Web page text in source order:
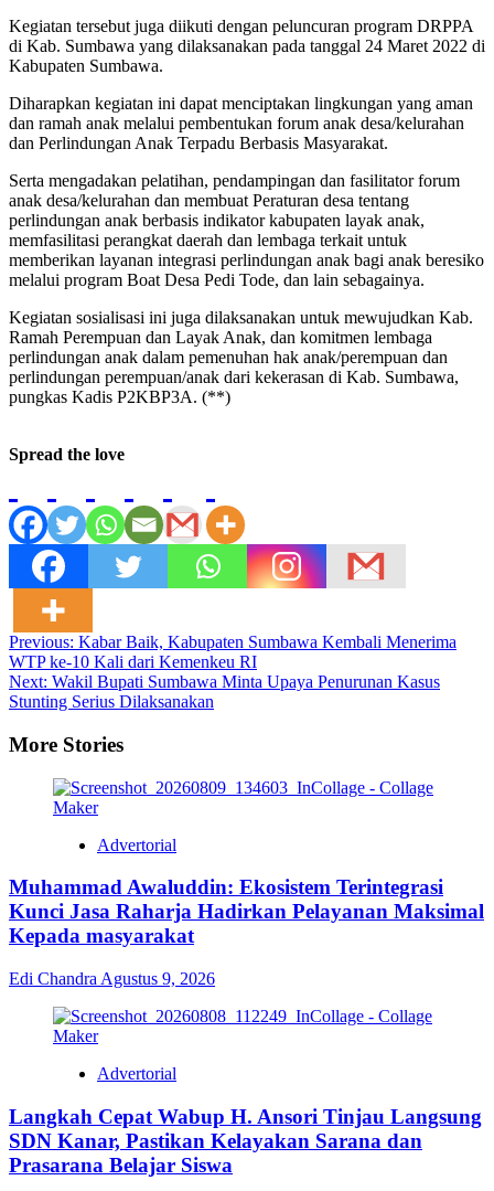
Kegiatan tersebut juga diikuti dengan peluncuran program DRPPA
di Kab. Sumbawa yang dilaksanakan pada tanggal 24 Maret 2022 di
Kabupaten Sumbawa.
Diharapkan kegiatan ini dapat menciptakan lingkungan yang aman
dan ramah anak melalui pembentukan forum anak desa/kelurahan
dan Perlindungan Anak Terpadu Berbasis Masyarakat.
Serta mengadakan pelatihan, pendampingan dan fasilitator forum
anak desa/kelurahan dan membuat Peraturan desa tentang
perlindungan anak berbasis indikator kabupaten layak anak,
memfasilitasi perangkat daerah dan lembaga terkait untuk
memberikan layanan integrasi perlindungan anak bagi anak beresiko
melalui program Boat Desa Pedi Tode, dan lain sebagainya.
Kegiatan sosialisasi ini juga dilaksanakan untuk mewujudkan Kab.
Ramah Perempuan dan Layak Anak, dan komitmen lembaga
perlindungan anak dalam pemenuhan hak anak/perempuan dan
perlindungan perempuan/anak dari kekerasan di Kab. Sumbawa,
pungkas Kadis P2KBP3A. (**)
Spread the love
Post
navigation
Previous: Kabar Baik, Kabupaten Sumbawa Kembali Menerima
WTP ke-10 Kali dari Kemenkeu RI
Next: Wakil Bupati Sumbawa Minta Upaya Penurunan Kasus
Stunting Serius Dilaksanakan
More Stories
Advertorial
Muhammad Awaluddin: Ekosistem Terintegrasi
Kunci Jasa Raharja Hadirkan Pelayanan Maksimal
Kepada masyarakat
Edi Chandra Agustus 9, 2026
Advertorial
Langkah Cepat Wabup H. Ansori Tinjau Langsung
SDN Kanar, Pastikan Kelayakan Sarana dan
Prasarana Belajar Siswa